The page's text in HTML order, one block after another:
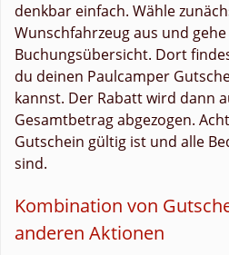
denkbar einfach. Wähle
Wunschfahrzeug aus und
Buchungsübersicht. Dort
du deinen Paulcamper
kannst. Der Rabatt wird dann
Gesamtbetrag abgezogen.
Gutschein gültig ist und alle
sind.
Kombination von
anderen Aktionen